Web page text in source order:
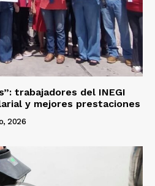
trabajadores del INEGI
y mejores prestaciones
2026